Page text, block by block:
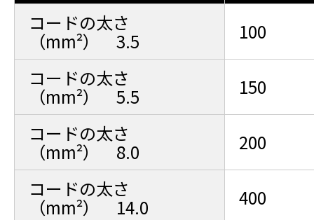
コードの太さ
（mm²） 3.5
100
コードの太さ
（mm²） 5.5
150
コードの太さ
（mm²） 8.0
200
コードの太さ
（mm²） 14.0
400